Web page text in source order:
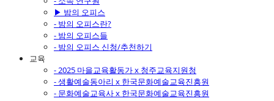
▶ 밤의 오피스
- 밤의 오피스란?
- 밤의 오피스들
- 밤의 오피스 신청/추천하기
교육
- 2025 마을교육활동가 x 청주교육지원청
- 생활예술동아리 x 한국문화예술교육진흥원
- 문화예술교육사 x 한국문화예술교육진흥원